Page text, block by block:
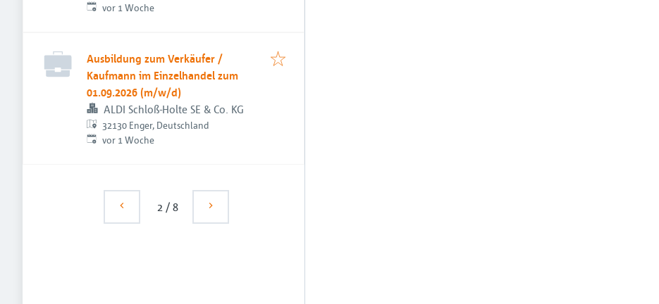
Veröffentlicht:
vor 1 Woche
Ausbildung zum Verkäufer /
Kaufmann im Einzelhandel zum
01.09.2026 (m/w/d)
ALDI Schloß-Holte SE & Co. KG
32130 Enger, Deutschland
Veröffentlicht:
vor 1 Woche
2 / 8